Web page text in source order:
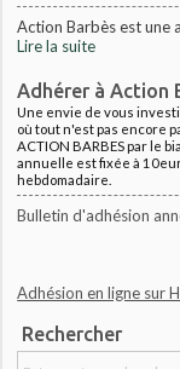
Action Barbès est une
Lire la suite
Adhérer à Action
Une envie de vous
où tout n'est pas encore
ACTION BARBES par le
annuelle est fixée à
hebdomadaire.
Bulletin d'adhésion
Adhésion en ligne sur
Rechercher